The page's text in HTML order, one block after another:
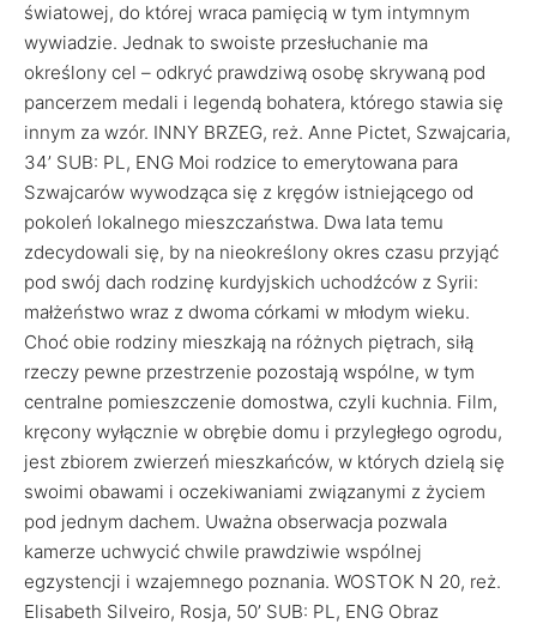
światowej, do której wraca pamięcią w tym intymnym
wywiadzie. Jednak to swoiste przesłuchanie ma
określony cel – odkryć prawdziwą osobę skrywaną pod
pancerzem medali i legendą bohatera, którego stawia się
innym za wzór. INNY BRZEG, reż. Anne Pictet, Szwajcaria,
34’ SUB: PL, ENG Moi rodzice to emerytowana para
Szwajcarów wywodząca się z kręgów istniejącego od
pokoleń lokalnego mieszczaństwa. Dwa lata temu
zdecydowali się, by na nieokreślony okres czasu przyjąć
pod swój dach rodzinę kurdyjskich uchodźców z Syrii:
małżeństwo wraz z dwoma córkami w młodym wieku.
Choć obie rodziny mieszkają na różnych piętrach, siłą
rzeczy pewne przestrzenie pozostają wspólne, w tym
centralne pomieszczenie domostwa, czyli kuchnia. Film,
kręcony wyłącznie w obrębie domu i przyległego ogrodu,
jest zbiorem zwierzeń mieszkańców, w których dzielą się
swoimi obawami i oczekiwaniami związanymi z życiem
pod jednym dachem. Uważna obserwacja pozwala
kamerze uchwycić chwile prawdziwie wspólnej
egzystencji i wzajemnego poznania. WOSTOK N 20, reż.
Elisabeth Silveiro, Rosja, 50’ SUB: PL, ENG Obraz